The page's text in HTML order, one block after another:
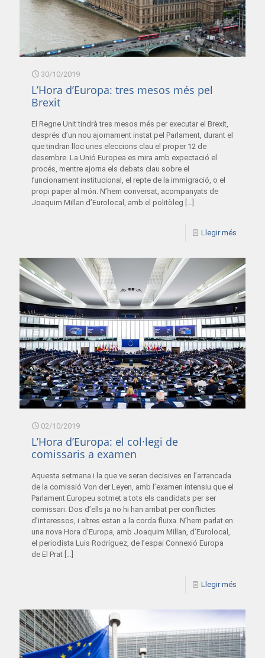
30/10/2019
L’Hora d’Europa: tres mesos més pel
Brexit
El Regne Unit tindrà tres mesos més per executar el Brexit,
després d’un nou ajornament instat pel Parlament, durant el
que tindran lloc unes eleccions clau el proper 12 de
desembre. La Unió Europea es mira amb expectació el
procés, mentre ajorna els debats clau sobre el
funcionament institucional, el repte de la immigració, o el
propi paper al món. N’hem conversat, acompanyats de
Joaquim Millan d’Eurolocal, amb el politòleg […]
Llegir més
02/10/2019
L’Hora d’Europa: el col·legi de
comissaris a examen
Aquesta setmana i la que ve seran decisives en l’arrancada
de la comissió Von der Leyen, amb l’examen intensiu que el
Parlament Europeu sotmet a tots els candidats per ser
comissari. Dos d’ells ja no hi han arribat per conflictes
d’interessos, i altres estan a la corda fluixa. N’hem parlat en
una nova Hora d’Europa, amb Joaquim Millan, d’Eurolocal,
el periodista Luis Rodríguez, de l’espai Connexió Europa
de El Prat […]
Llegir més